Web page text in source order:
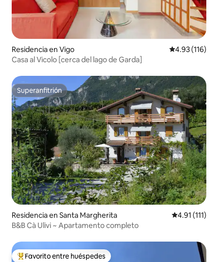
Residencia en Vigo Calificación
4.93 (116)
Casa al Vicolo [cerca del lago de Garda]
Superanfitrión
Superanfitrión
Residencia en Santa Margherita Calificación
4.91 (111)
B&B Cà Ulivi ~ Apartamento completo
Favorito entre huéspedes